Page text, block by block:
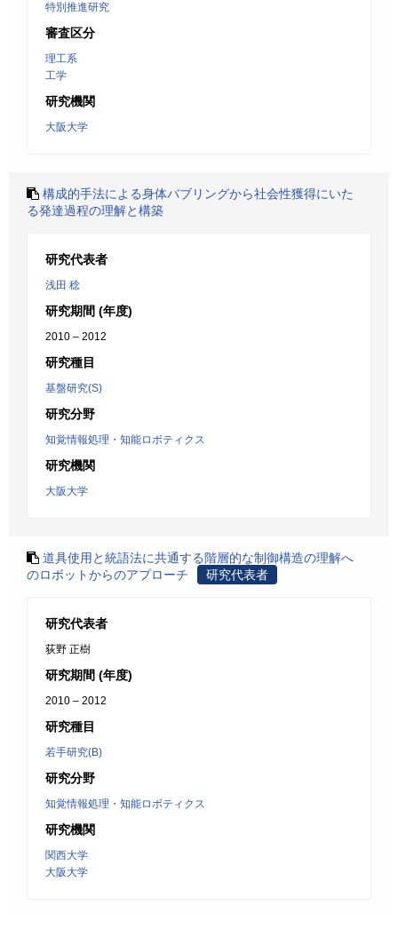
特別推進研究
審査区分
理工系
工学
研究機関
大阪大学
構成的手法による身体バブリングから社会性獲得にいた
る発達過程の理解と構築
研究代表者
浅田 稔
研究期間 (年度)
2010 – 2012
研究種目
基盤研究(S)
研究分野
知覚情報処理・知能ロボティクス
研究機関
大阪大学
道具使用と統語法に共通する階層的な制御構造の理解へ
のロボットからのアプローチ
研究代表者
研究代表者
荻野 正樹
研究期間 (年度)
2010 – 2012
研究種目
若手研究(B)
研究分野
知覚情報処理・知能ロボティクス
研究機関
関西大学
大阪大学